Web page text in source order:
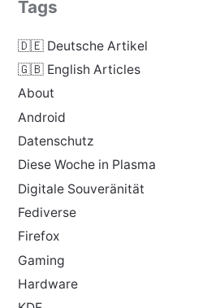
Tags
🇩🇪 Deutsche Artikel
🇬🇧 English Articles
About
Android
Datenschutz
Diese Woche in Plasma
Digitale Souveränität
Fediverse
Firefox
Gaming
Hardware